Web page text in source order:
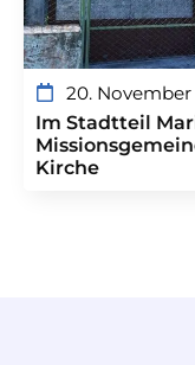
20.
Im Stadtteil
Kirche